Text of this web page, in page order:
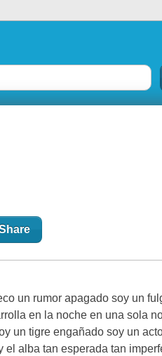
un rumor apagado soy un
en la noche en una sola
un tigre engañado soy un
alba tan esperada tan